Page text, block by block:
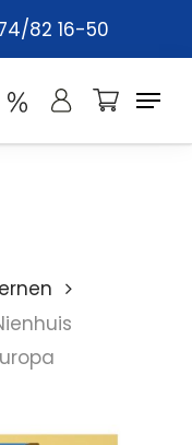
82 16-50